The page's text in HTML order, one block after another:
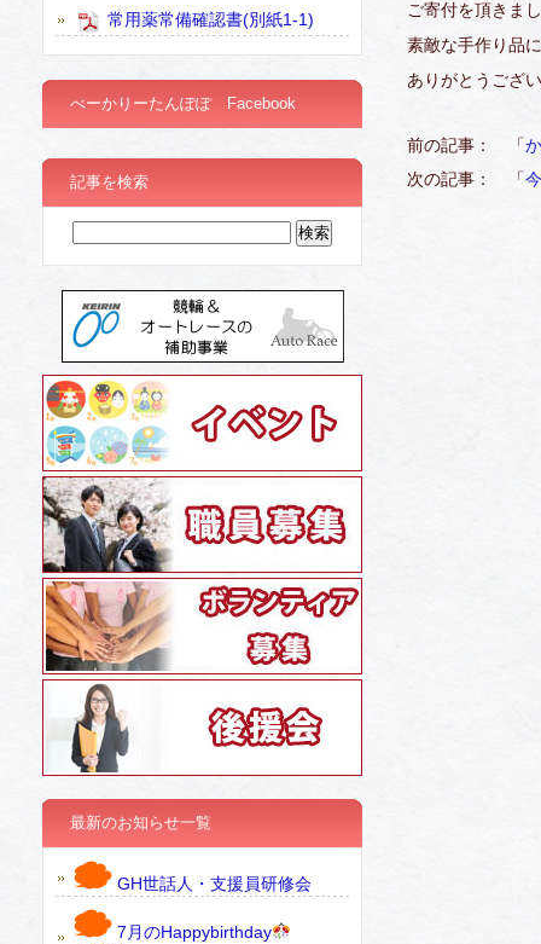
ご寄付を頂きま
素敵な手作り品
ありがとうござ
前の記事： 「
次の記事： 「
常用薬常備確認書(別紙1-1)
べーかりーたんぽぽ Facebook
記事を検索
最新のお知らせ一覧
GH世話人・支援員研修会
7月のHappybirthday